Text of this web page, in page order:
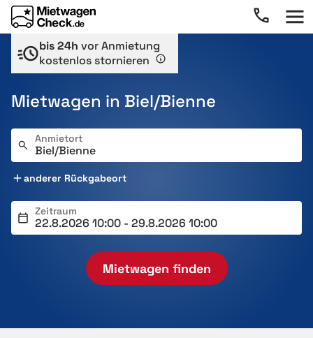
bis 24h vor Anmietung
kostenlos stornieren
Mietwagen in Biel/Bienne
Anmietort
anderer Rückgabeort
Zeitraum
Mietwagen finden